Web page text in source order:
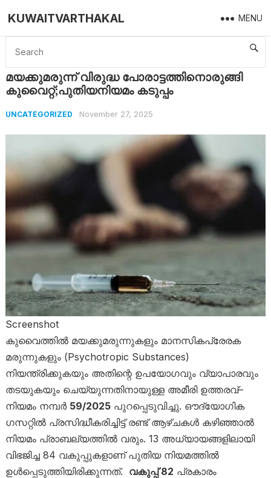
KUWAITVARTHAKAL MENU
Home Uncategorized മയക്കുമരുന്ന് വിരുദ്ധ പോരാട്ടത്തിനൊരുങ്ങി കുവൈറ്റ്;പുതിയനിയമം കടുപ്പം
മയക്കുമരുന്ന് വിരുദ്ധ പോരാട്ടത്തിനൊരുങ്ങി
കുവൈറ്റ്;പുതിയനിയമം കടുപ്പം
UNCATEGORIZED November 27, 2025
Screenshot
കുവൈത്തിൽ മയക്കുമരുന്നുകളും മാനസികപ്രേരക
മരുന്നുകളും (Psychotropic Substances)
നിയന്ത്രിക്കുകയും അതിന്റെ ഉപയോഗവും വ്യാപാരവും
തടയുകയും ചെയ്യുന്നതിനായുള്ള അമീരി ഉത്തരവ്–
നിയമം നമ്പർ 59/2025പുറപ്പെടുവിച്ചു. ഔദ്യോഗിക
ഗസറ്റിൽ പ്രസിദ്ധീകരിച്ചിട്ട് രണ്ട് ആഴ്ചകൾ കഴിഞ്ഞാൽ
നിയമം പ്രാബല്യത്തിൽ വരും. 13 അധ്യായങ്ങളിലായി
വിഭജിച്ച 84 വകുപ്പുകളാണ് പുതിയ നിയമത്തിൽ
ഉൾപ്പെടുത്തിയിരിക്കുന്നത്. വകുപ്പ് 82 പ്രകാരം